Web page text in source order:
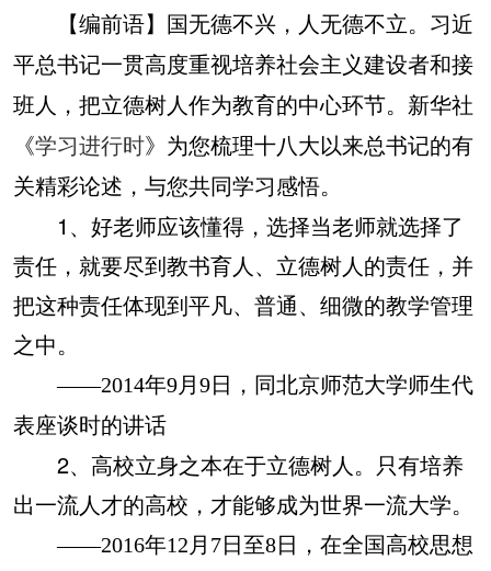
【编前语】国无德不兴，人无德不立。习近
平总书记一贯高度重视培养社会主义建设者和接
班人，把立德树人作为教育的中心环节。新华社
《学习进行时》为您梳理十八大以来总书记的有
关精彩论述，与您共同学习感悟。
1、好老师应该懂得，选择当老师就选择了
责任，就要尽到教书育人、立德树人的责任，并
把这种责任体现到平凡、普通、细微的教学管理
之中。
——2014年9月9日，同北京师范大学师生代
表座谈时的讲话
2、高校立身之本在于立德树人。只有培养
出一流人才的高校，才能够成为世界一流大学。
——2016年12月7日至8日，在全国高校思想